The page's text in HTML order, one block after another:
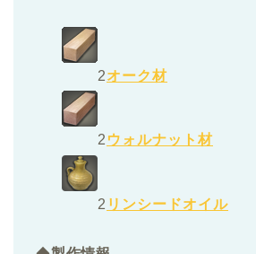
2オーク材
2 ウォルナット材
2 リンシードオイル